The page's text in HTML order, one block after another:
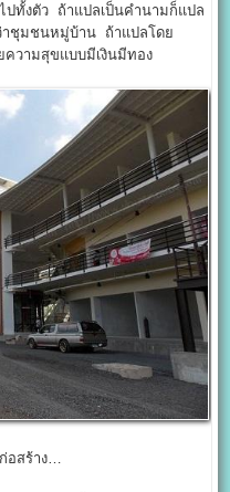
ทั้งตัว ถ้าแปลเป็นคำนามก็แปล
าชุมชนหมู่บ้าน ถ้าแปลโดย
วามสุขแบบมีเงินมีทอง
อสร้าง…